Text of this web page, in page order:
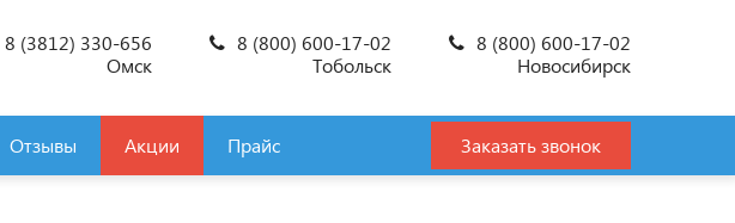
8 (3812) 330-656
Омск
8 (800) 600-17-02
Тобольск
8 (800) 600-17-02
Новосибирск
Отзывы Акции Прайс Заказать звонок